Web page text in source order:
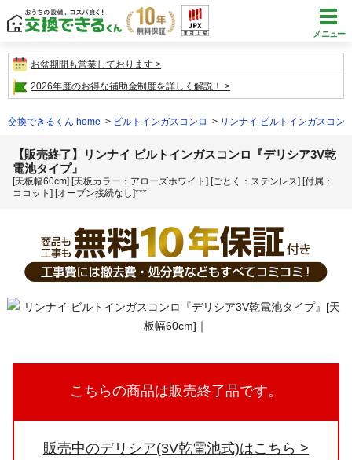
メニュー
お盆期間も営業しております
2026年度のお得な補助金制度を詳しく解説！
交換できるくん home ビルトインガスコンロ リンナイ ビルトインガスコン
【販売終了】リンナイ ビルトインガスコンロ『デリシア3V乾
電池タイプ』
[天板幅60cm] [天板カラー：アローズホワイト] [ごとく：ステンレス] [付属：
ココット] [オーブン接続なし]***
こちらの商品は販売終了品です。
販売中のデリシア(3V乾電池式)はこちら